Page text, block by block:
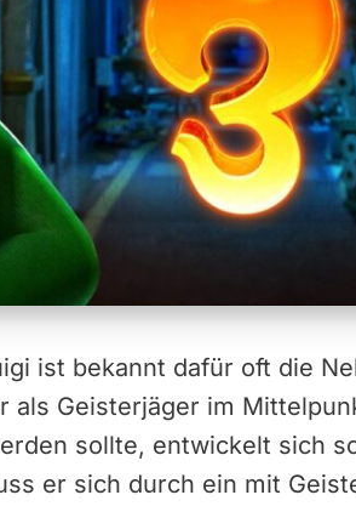
ist bekannt dafür oft die
als Geisterjäger im
sollte, entwickelt sich
er sich durch ein mit